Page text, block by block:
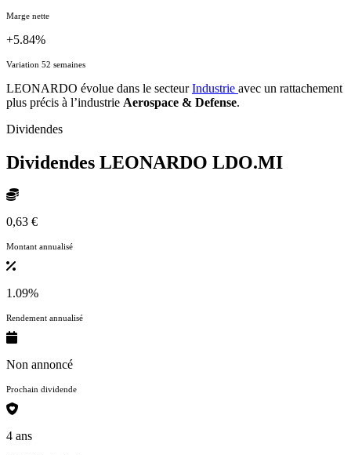
Marge nette
+5.84%
Variation 52 semaines
LEONARDO évolue dans le secteurIndustrie avec un rattachement
plus précis à l’industrie Aerospace & Defense.
Dividendes
Dividendes LEONARDO LDO.MI
0,63 €
Montant annualisé
1.09%
Rendement annualisé
Non annoncé
Prochain dividende
4 ans